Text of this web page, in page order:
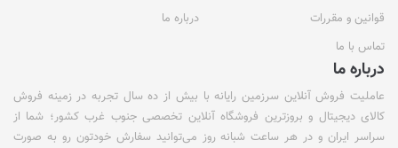
قوانین و مقررات
درباره ما
تماس با ما
درباره ما
عاملیت فروش آنلاین سرزمین رایانه با بیش از ده سال تجربه در زمینه فروش
کالای دیجیتال و بروزترین فروشگاه آنلاین تخصصی جنوب غرب کشور؛ شما از
سراسر ایران و در هر ساعت شبانه روز می‌توانید سفارش خودتون رو به صورت